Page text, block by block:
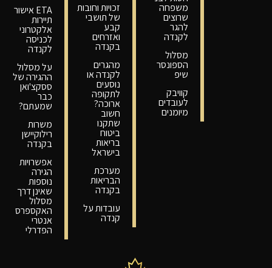
משפחה
שרוצים
להגר
לקנדה
מסלול
הספונסר
שיפ
קוויבק
לעובדים
מיומנים
זכויות וחובות
של תושבי
קבע
ואזרחים
בקנדה
מהגרים
לקנדה או
נוסעים
לתקופה
ארוכה?
חשוב
שתקנו
ביטוח
בריאות
בישראל
מערכת
הבריאות
בקנדה
עובדות על
קנדה
ETA אישור
תיירות
אלקטרוני
לכניסה
לקנדה
על מסלול
ההגירה של
ססקצ'ואן
כבר
שמעתם?
משרות
רילוקיישן
בקנדה
אפשרויות
הגירה
נוספות
שאינן דרך
מסלול
האקספרס
אנטרי
הפדרלי